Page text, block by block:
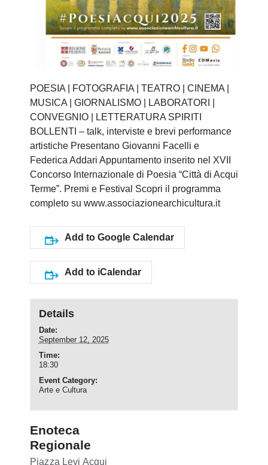
POESIA | FOTOGRAFIA | TEATRO | CINEMA |
MUSICA | GIORNALISMO | LABORATORI |
CONVEGNIO | LETTERATURA SPIRITI
BOLLENTI – talk, interviste e brevi performance
artistiche Presentano Giovanni Facelli e
Federica Addari Appuntamento inserito nel XVII
Concorso Internazionale di Poesia “Città di Acqui
Terme”. Premi e Festival Scopri il programma
completo su www.associazionearchicultura.it
Add to Google Calendar
Add to iCalendar
Details
Date:
September 12, 2025
Time:
18:30
Event Category:
Arte e Cultura
Enoteca
Regionale
Piazza Levi Acqui